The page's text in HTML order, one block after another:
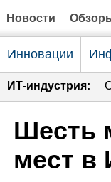
Новости
Инновации
ИТ-индустрия:
Шесть
мест в